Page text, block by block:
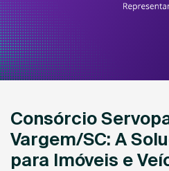
Consórcio
Vargem/SC: A
para Imóveis e